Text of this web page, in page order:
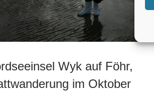
Wyk auf Föhr,
im Oktober